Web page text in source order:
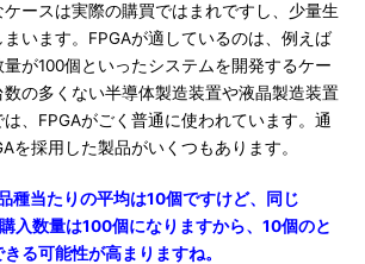
ケースは実際の購買ではまれですし、少量生
います。FPGAが適しているのは、例えば
が100個といったシステムを開発するケー
数の多くない半導体製造装置や液晶製造装置
、FPGAがごく普通に使われています。通
を採用した製品がいくつもあります。
種当たりの平均は10個ですけど、同じ
入数量は100個になりますから、10個のと
る可能性が高まりますね。